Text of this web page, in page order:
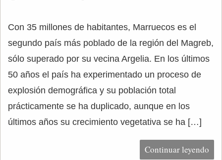
Con 35 millones de habitantes, Marruecos es el
segundo país más poblado de la región del Magreb,
sólo superado por su vecina Argelia. En los últimos
50 años el país ha experimentado un proceso de
explosión demográfica y su población total
prácticamente se ha duplicado, aunque en los
últimos años su crecimiento vegetativa se ha […]
Continuar leyendo